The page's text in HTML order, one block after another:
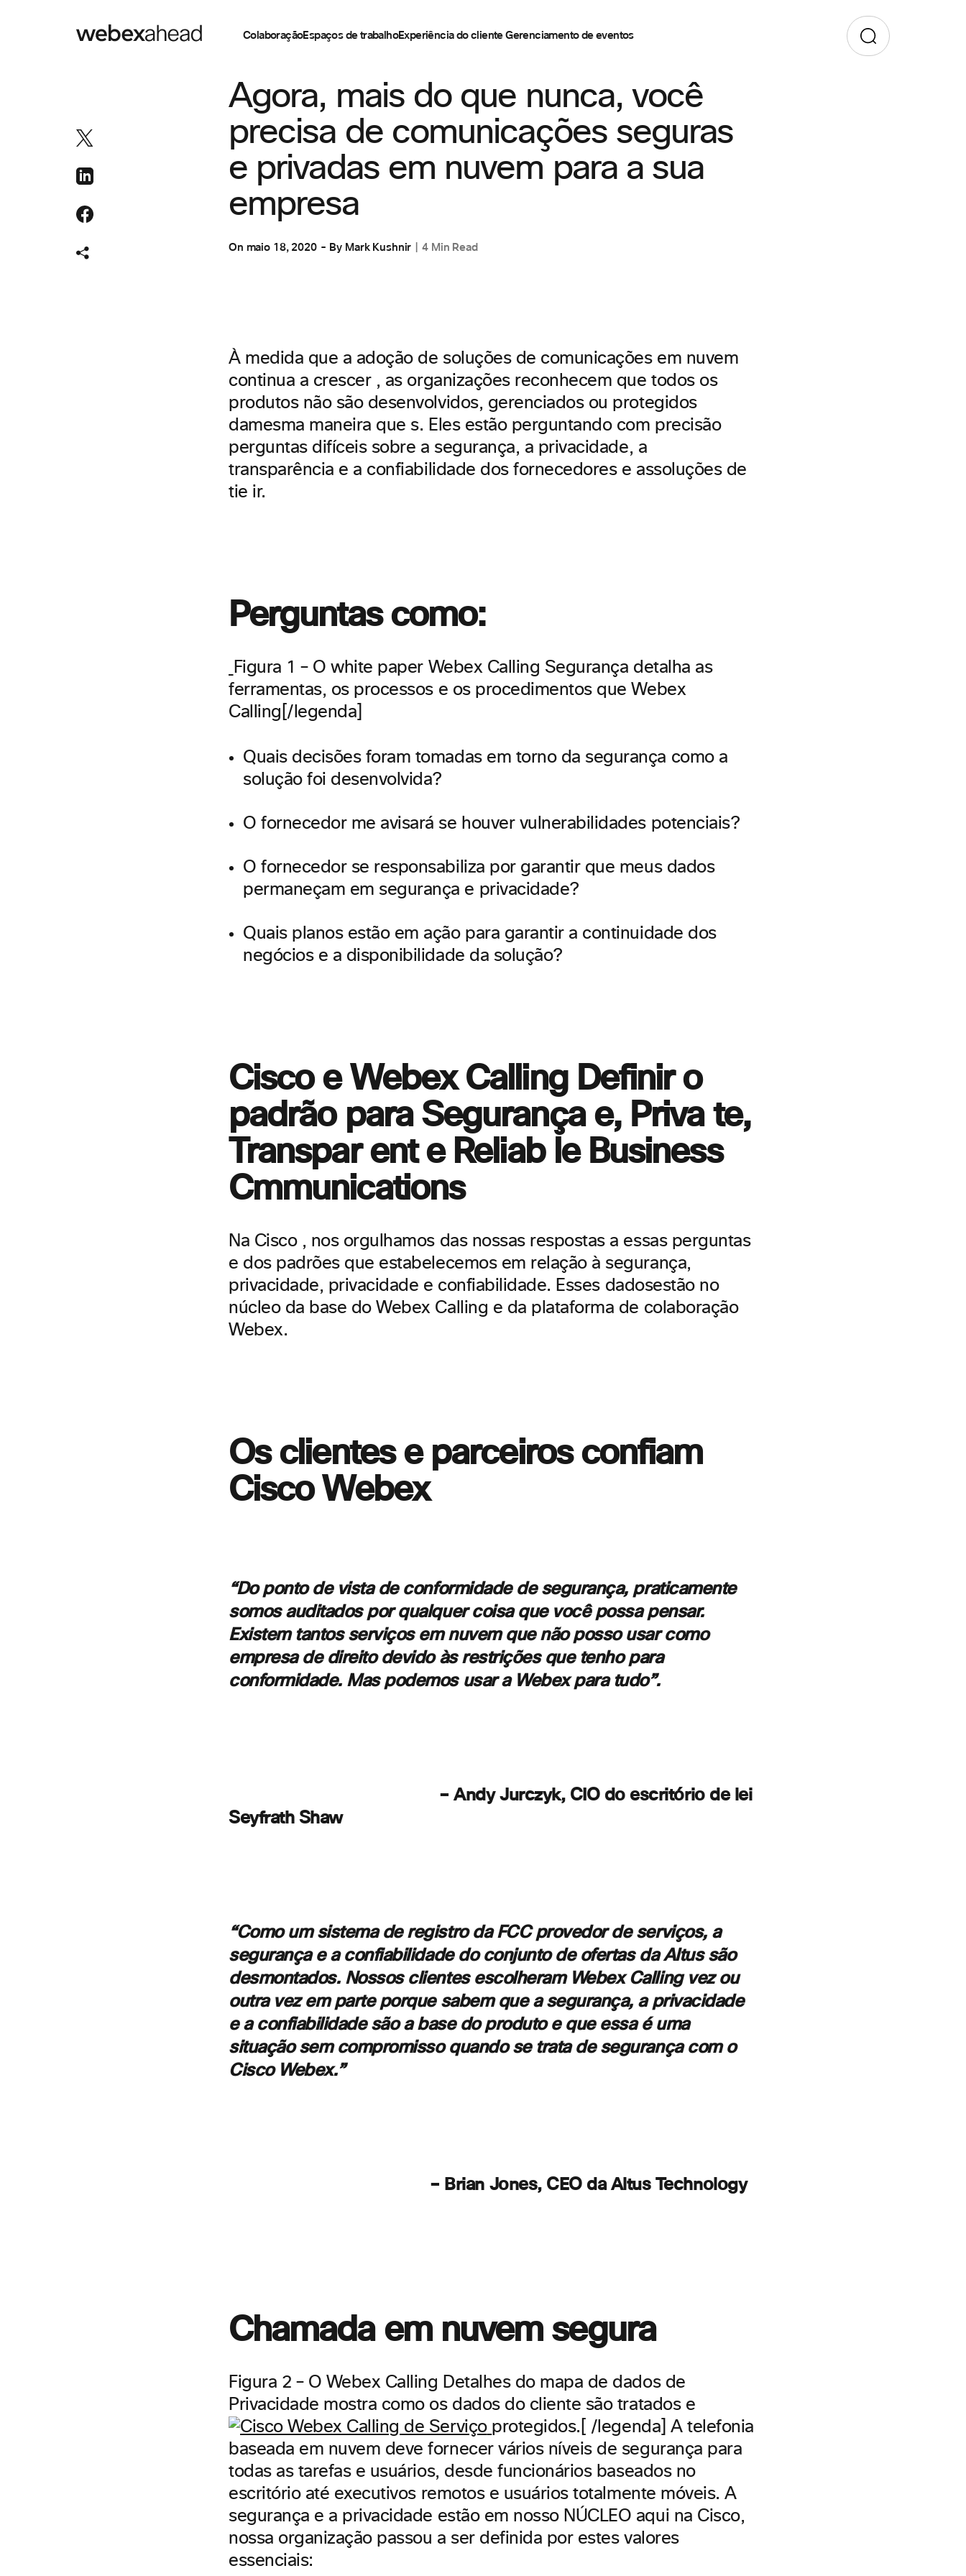
ColaboraçãoEspaços de trabalhoExperiência do clienteGerenciamento de eventos
Agora, mais do que nunca, você
precisa de comunicações seguras
e privadas em nuvem para a sua
empresa
On maio 18, 2020 By Mark Kushnir 4 Min Read
À medida que a adoção de soluções de comunicações em nuvem
continua a crescer , as organizações reconhecem que todos os
produtos não são desenvolvidos, gerenciados ou protegidos
damesma maneira que s. Eles estão perguntando com precisão
perguntas difíceis sobre a segurança, a privacidade, a
transparência e a confiabilidade dos fornecedores e assoluções de
tie ir.
Perguntas como:
Figura 1 – O white paper Webex Calling Segurança detalha as
ferramentas, os processos e os procedimentos que Webex
Calling[/legenda]
Quais decisões foram tomadas em torno da segurança como a
solução foi desenvolvida?
O fornecedor me avisará se houver vulnerabilidades potenciais?
O fornecedor se responsabiliza por garantir que meus dados
permaneçam em segurança e privacidade?
Quais planos estão em ação para garantir a continuidade dos
negócios e a disponibilidade da solução?
Cisco e Webex Calling Definir o
padrão para Segurança e, Private,
Transpar ent e Reliab le Business
Cmmunications
Na Cisco , nos orgulhamos das nossas respostas a essas perguntas
e dos padrões que estabelecemos em relação à segurança,
privacidade, privacidade e confiabilidade. Esses dadosestão no
núcleo da base do Webex Calling e da plataforma de colaboração
Webex.
Os clientes e parceiros confiam
Cisco Webex
“Do ponto de vista de conformidade de segurança, praticamente
somos auditados por qualquer coisa que você possa pensar.
Existem tantos serviços em nuvem que não posso usar como
empresa de direito devido às restrições que tenho para
conformidade. Mas podemos usar a Webex para tudo”.
– Andy Jurczyk, CIO do escritório de lei
Seyfrath Shaw
“Como um sistema de registro da FCC provedor de serviços, a
segurança e a confiabilidade do conjunto de ofertas da Altus são
desmontados. Nossos clientes escolheram Webex Calling vez ou
outra vez em parte porque sabem que a segurança, a privacidade
e a confiabilidade são a base do produto e que essa é uma
situação sem compromisso quando se trata de segurança com o
Cisco Webex.”
– Brian Jones, CEO da Altus Technology
Chamada em nuvem segura
Figura 2 – O Webex Calling Detalhes do mapa de dados de
Privacidade mostra como os dados do cliente são tratados e
protegidos.[ /legenda] A telefonia
baseada em nuvem deve fornecer vários níveis de segurança para
todas as tarefas e usuários, desdefuncionários baseados no
escritório até executivos remotos e usuários totalmente móveis. A
segurança e a privacidade estão em nosso NÚCLEO aqui na Cisco,
nossa organização passou a serdefinida por estesvalores
essenciais: